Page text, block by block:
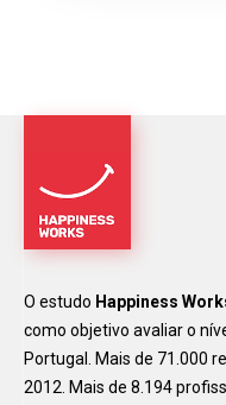
O estudo Happiness
como objetivo avaliar o
Portugal. Mais de 71.000
2012. Mais de 8.194